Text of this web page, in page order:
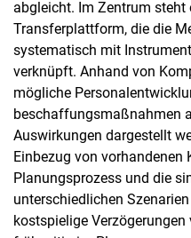
abgleicht. Im Zentrum steht
Transferplattform, die die
systematisch mit
verknüpft. Anhand von
mögliche
beschaffungsmaßnahmen
Auswirkungen dargestellt
Einbezug von vorhandenen
Planungsprozess und die
unterschiedlichen
kostspielige Verzögerungen